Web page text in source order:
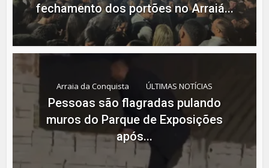
fechamento dos portões no Arraiá...
Arraia da Conquista ÚLTIMAS NOTÍCIAS
Pessoas são flagradas pulando
muros do Parque de Exposições
após...